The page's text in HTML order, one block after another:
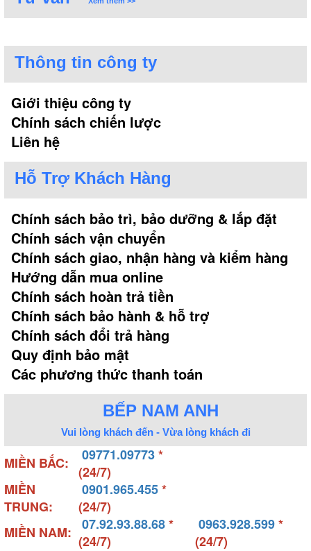
Xin liên hệ hotline miền Bắc : 0916027088 - miền Nam :
0909760929 hoặc truy cập website : bepnâmnh.com để
biết thông tin chi tiết. Đến với Showroom chúng tôi để có
lớn, nhận ngay chiết khấu cực khủng cùng hàng loạt
quà tặng hấp dẫn khác.
Thông tin công ty
Giới thiệu công ty
Chính sách chiến lược
Liên hệ
Hỗ Trợ Khách Hàng
Chính sách bảo trì, bảo dưỡng & lắp đặt
Chính sách vận chuyển
Chính sách giao, nhận hàng và kiểm hàng
Hướng dẫn mua online
Chính sách hoàn trả tiền
Chính sách bảo hành & hỗ trợ
Chính sách đổi trả hàng
Quy định bảo mật
Các phương thức thanh toán
BẾP NAM ANH
Vui lòng khách đến - Vừa lòng khách đi
MIỀN BẮC: 09771.09773*
(24/7)
MIỀN
TRUNG:
0901.965.455*
(24/7)
MIỀN NAM:
07.92.93.88.68*
(24/7)
0963.928.599*
(24/7)